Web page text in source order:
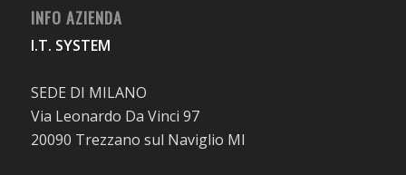
INFO AZIENDA
I.T. SYSTEM
SEDE DI MILANO
Via Leonardo Da Vinci 97
20090 Trezzano sul Naviglio MI